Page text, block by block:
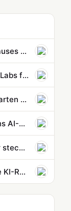
Der Plan des Weißen Hauses für AI-Sicherheitstests bleibt geheim
Beschäftigte großer AI-Labs fordern US-Regeln für automatisierte AI-Forschung
Nvidia und Microsoft starten offene Allianz für AI-Sicherheit ohne OpenAI, Google und Anthropic
Albanese will Australiens AI-Kurs schärfen, doch Big Tech setzt die Machtgrenzen
Indischer Tech-Gründer steckt 30 Millionen Dollar in KI-native Office-Alternative Neo
Meta will überschüssige KI-Rechenleistung zur Cloud-Kasse machen